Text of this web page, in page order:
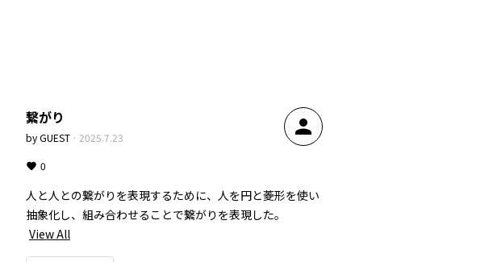
繋がり
byGUEST · 2025.7.23 person
0
人と人との繋がりを表現するために、人を円と菱形を使い
抽象化し、組み合わせることで繋がりを表現した。
View All